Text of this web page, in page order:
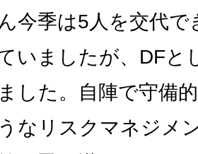
今季は5人を交代
いましたが、DFと
した。自陣で守備
なリスクマネジメ